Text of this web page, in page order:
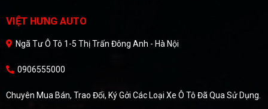
VIỆT HƯNG AUTO
Ngã Tư Ô Tô 1-5 Thị Trấn Đông Anh - Hà Nội
0906555000
Chuyên Mua Bán, Trao Đổi, Ký Gởi Các Loại Xe Ô Tô Đã Qua Sử Dụng.